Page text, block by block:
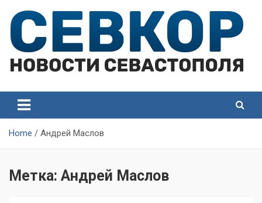
content
Севастополя
Севастополя
Home Андрей Маслов
Метка: Андрей Маслов